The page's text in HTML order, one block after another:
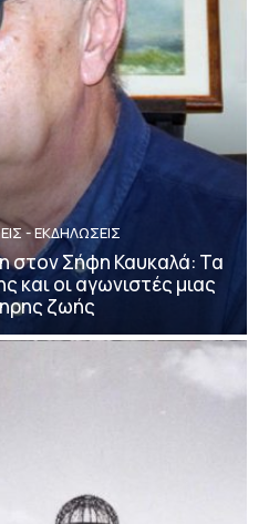
- ΕΚΔΗΛΩΣΕΙΣ
στον Σήφη Καυκαλά: Τα
και οι αγωνιστές μιας
ζωής